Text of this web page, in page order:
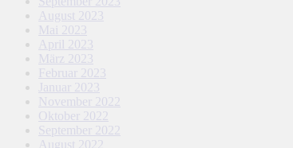
August 2023
Mai 2023
April 2023
März 2023
Februar 2023
Januar 2023
November 2022
Oktober 2022
September 2022
August 2022